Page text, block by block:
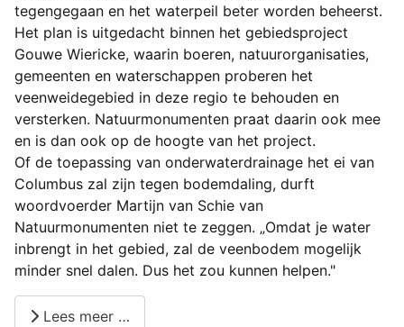
tegengegaan en het waterpeil beter worden beheerst.
Het plan is uitgedacht binnen het gebiedsproject
Gouwe Wiericke, waarin boeren, natuurorganisaties,
gemeenten en waterschappen proberen het
veenweidegebied in deze regio te behouden en
versterken. Natuurmonumenten praat daarin ook mee
en is dan ook op de hoogte van het project.
Of de toepassing van onderwaterdrainage het ei van
Columbus zal zijn tegen bodemdaling, durft
woordvoerder Martijn van Schie van
Natuurmonumenten niet te zeggen. „Omdat je water
inbrengt in het gebied, zal de veenbodem mogelijk
minder snel dalen. Dus het zou kunnen helpen."
Lees meer …